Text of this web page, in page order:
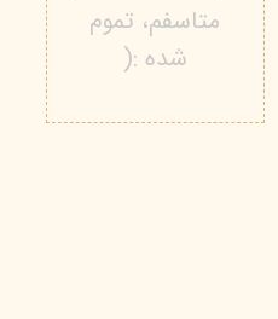
متاسفم، تموم
شده :(